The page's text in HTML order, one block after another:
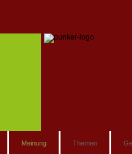
Meinung Themen